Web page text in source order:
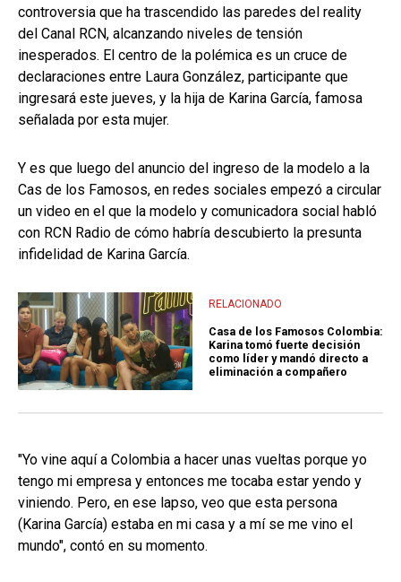
controversia que ha trascendido las paredes del reality
del Canal RCN, alcanzando niveles de tensión
inesperados. El centro de la polémica es un cruce de
declaraciones entre Laura González, participante que
ingresará este jueves, y la hija de Karina García, famosa
señalada por esta mujer.
Y es que luego del anuncio del ingreso de la modelo a la
Cas de los Famosos, en redes sociales empezó a circular
un video en el que la modelo y comunicadora social habló
con RCN Radio de cómo habría descubierto la presunta
infidelidad de Karina García.
RELACIONADO
Casa de los Famosos Colombia:
Karina tomó fuerte decisión
como líder y mandó directo a
eliminación a compañero
"Yo vine aquí a Colombia a hacer unas vueltas porque yo
tengo mi empresa y entonces me tocaba estar yendo y
viniendo. Pero, en ese lapso, veo que esta persona
(Karina García) estaba en mi casa y a mí se me vino el
mundo", contó en su momento.